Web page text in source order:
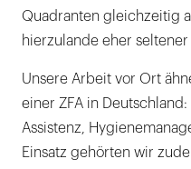
Quadranten gleichzeitig
hierzulande eher
Unsere Arbeit vor Ort
einer ZFA in
Assistenz,
Einsatz gehörten wir